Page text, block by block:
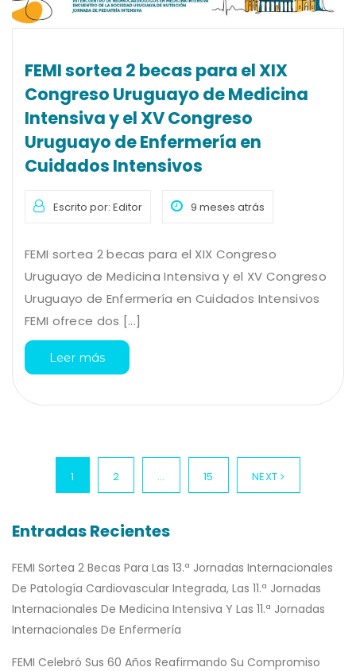
FEMI sortea 2 becas para el XIX
Congreso Uruguayo de Medicina
Intensiva y el XV Congreso
Uruguayo de Enfermería en
Cuidados Intensivos
Escrito por: Editor 9 meses atrás
FEMI sortea 2 becas para el XIX Congreso
Uruguayo de Medicina Intensiva y el XV Congreso
Uruguayo de Enfermería en Cuidados Intensivos
FEMI ofrece dos [...]
Leer más
1 2 … 15 NEXT
Entradas Recientes
FEMI Sortea 2 Becas Para Las 13.ª Jornadas Internacionales
De Patología Cardiovascular Integrada, Las 11.ª Jornadas
Internacionales De Medicina Intensiva Y Las 11.ª Jornadas
Internacionales De Enfermería
FEMI Celebró Sus 60 Años Reafirmando Su Compromiso